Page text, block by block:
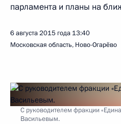
парламента и планы на
6 августа 2015 года 13:40
Московская область, Ново-Огарёво
С руководителем фракции
Васильевым.